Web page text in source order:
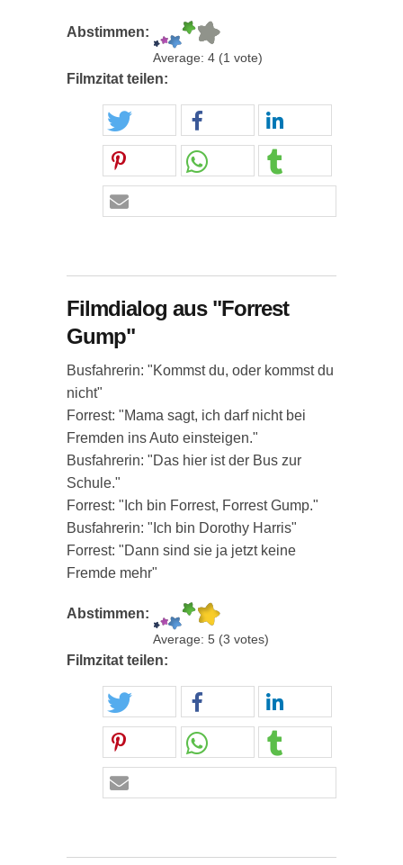
Abstimmen:
Average: 4 (1 vote)
Filmzitat teilen:
Filmdialog aus "Forrest
Gump"
Busfahrerin: "Kommst du, oder kommst du
nicht"
Forrest: "Mama sagt, ich darf nicht bei
Fremden ins Auto einsteigen."
Busfahrerin: "Das hier ist der Bus zur
Schule."
Forrest: "Ich bin Forrest, Forrest Gump."
Busfahrerin: "Ich bin Dorothy Harris"
Forrest: "Dann sind sie ja jetzt keine
Fremde mehr"
Abstimmen:
Average: 5 (3 votes)
Filmzitat teilen: